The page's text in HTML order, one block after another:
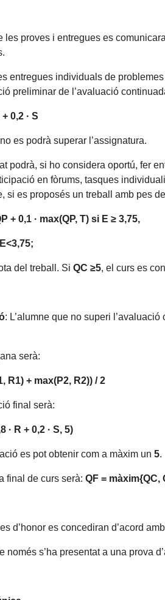
les proves i entregues es
entregues individuals de
preliminar de l’avaluació
0,2 · S
es podrà superar l’assignatura.
podrà, si ho considera oportú, fer
en fòrums, tasques
si es proposés un treball amb pes
+ 0,1 · max(QP, T) si E ≥ 3,75,
del treball. SiQC ≥5, el curs es
: L’alumne que no superi
serà:
R1) + max(P2, R2)) / 2
final serà:
· R + 0,2 · S, 5)
es pot obtenir com a màxim un5.
final de curs serà:QF = màxim{QC,
d’honor es concediran d’acord
només s’ha presentat a una prova